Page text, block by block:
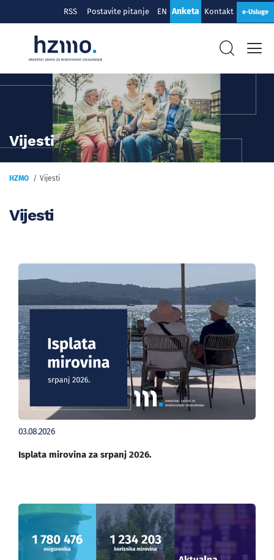
RSS Postavite pitanje EN Anketa Kontakt e-Usluge
Vijesti
HZMO Vijesti
Vijesti
03.08.2026
Isplata mirovina za srpanj 2026.